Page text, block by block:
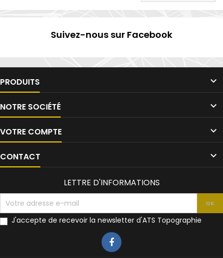
Suivez-nous sur Facebook
PRODUITS 
NOTRE SOCIÉTÉ 
VOTRE COMPTE 
CONTACT 
LETTRE D'INFORMATIONS
J'accepte de recevoir la newsletter d'ATS Topographie